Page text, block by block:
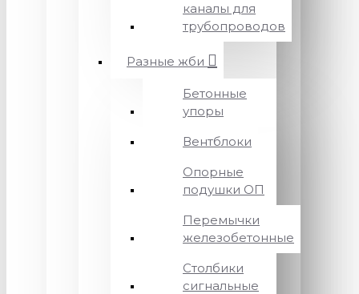
каналы для
трубопроводов
Разные жби
Бетонные
упоры
Вентблоки
Опорные
подушки ОП
Перемычки
железобетонные
Столбики
сигнальные